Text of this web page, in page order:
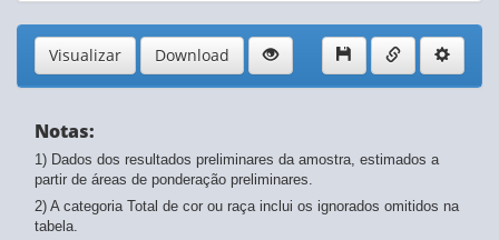
Visualizar Download
Notas:
1) Dados dos resultados preliminares da amostra, estimados a
partir de áreas de ponderação preliminares.
2) A categoria Total de cor ou raça inclui os ignorados omitidos na
tabela.